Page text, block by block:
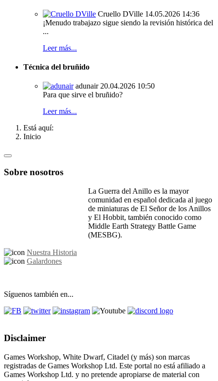
Cruello DVille 14.05.2026 14:36
¡Menudo trabajazo sigue siendo la revisión histórica del
...
Leer más...
Técnica del bruñido
adunair 20.04.2026 10:50
Para que sirve el bruñido?
Leer más...
Está aquí:
Inicio
Sobre nosotros
La Guerra del Anillo es la mayor
comunidad en español dedicada al juego
de miniaturas de El Señor de los Anillos
y El Hobbit, también conocido como
Middle Earth Strategy Battle Game
(MESBG).
Nuestra Historia
Galardones
Síguenos también en...
Disclaimer
Games Workshop, White Dwarf, Citadel (y más) son marcas
registradas de Games Workshop Ltd. Este portal no está afiliado a
Games Workshop Ltd. y no pretende apropiarse de material con